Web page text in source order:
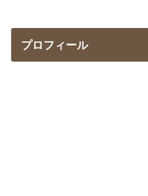
プロフィール